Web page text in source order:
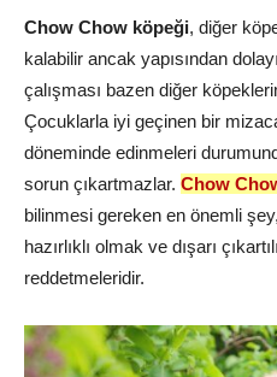
Chow Chow köpeği, diğer
kalabilir ancak yapısından
çalışması bazen diğer
Çocuklarla iyi geçinen bir
döneminde edinmeleri
sorun çıkartmazlar. Chow
bilinmesi gereken en önemli şey,
hazırlıklı olmak ve dışarı
reddetmeleridir.